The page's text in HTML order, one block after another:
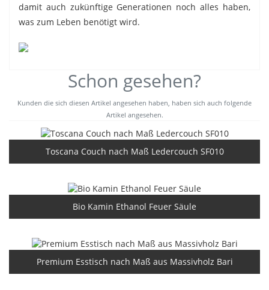
damit auch zukünftige Generationen noch alles haben,
was zum Leben benötigt wird.
Schon gesehen?
Kunden die sich diesen Artikel angesehen haben, haben sich auch folgende
Artikel angesehen.
Toscana Couch nach Maß Ledercouch SF010
Bio Kamin Ethanol Feuer Säule
Premium Esstisch nach Maß aus Massivholz Bari